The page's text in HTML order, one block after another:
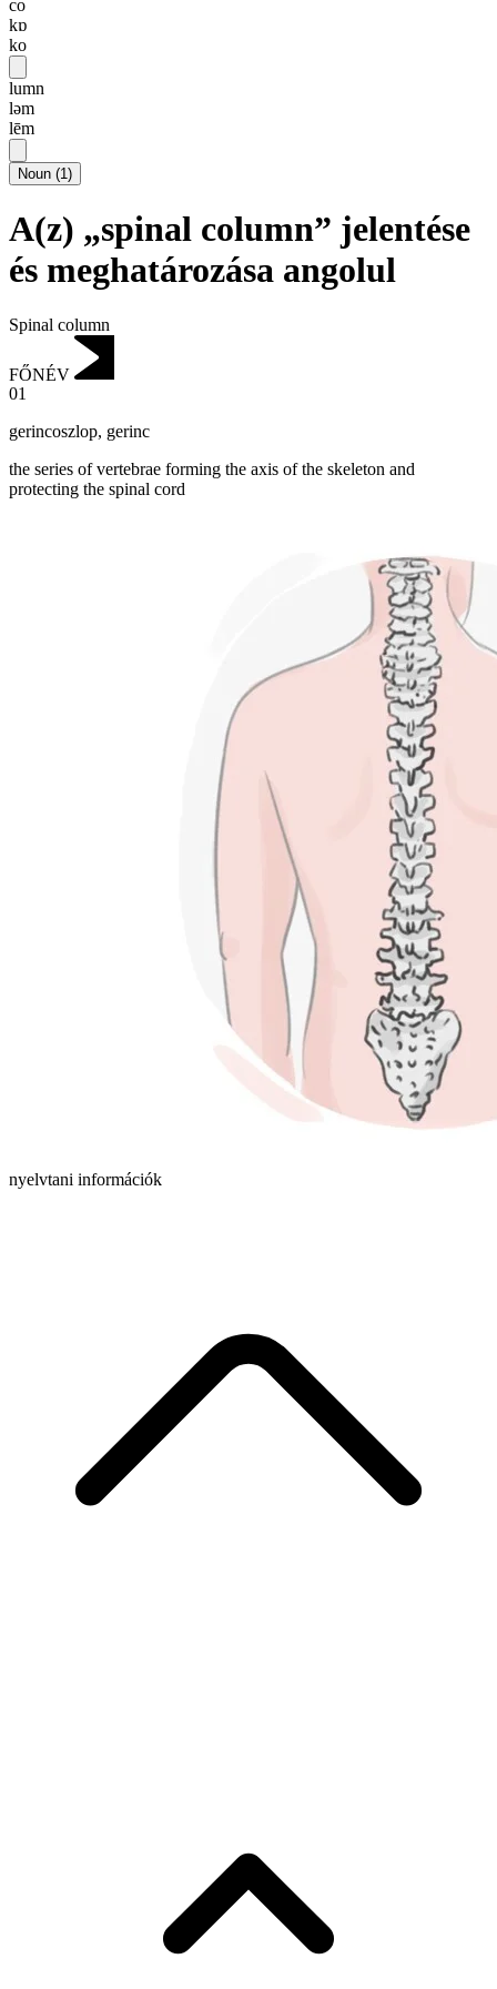
co
kɒ
ko
lumn
ləm
lēm
Noun (1)
A(z) „spinal column” jelentése
és meghatározása angolul
Spinal column
FŐNÉV
01
gerincoszlop, gerinc
the series of vertebrae forming the axis of the skeleton and
protecting the spinal cord
nyelvtani információk